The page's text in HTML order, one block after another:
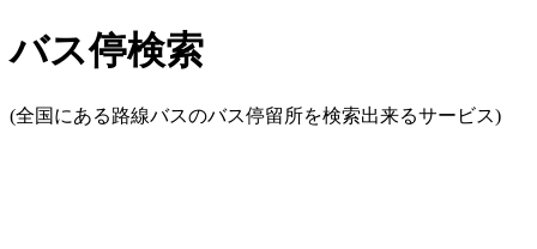
バス停検索
(全国にある路線バスのバス停留所を検索出来るサービス)